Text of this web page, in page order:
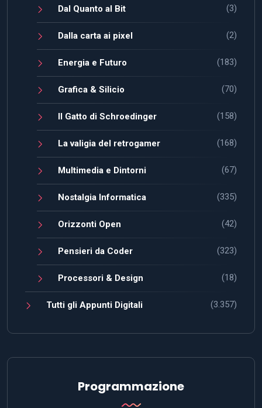
Dal Quanto al Bit (3)
Dalla carta ai pixel (2)
Energia e Futuro (183)
Grafica & Silicio (70)
Il Gatto di Schroedinger (158)
La valigia del retrogamer (168)
Multimedia e Dintorni (67)
Nostalgia Informatica (335)
Orizzonti Open (42)
Pensieri da Coder (323)
Processori & Design (18)
Tutti gli Appunti Digitali (3.357)
Programmazione